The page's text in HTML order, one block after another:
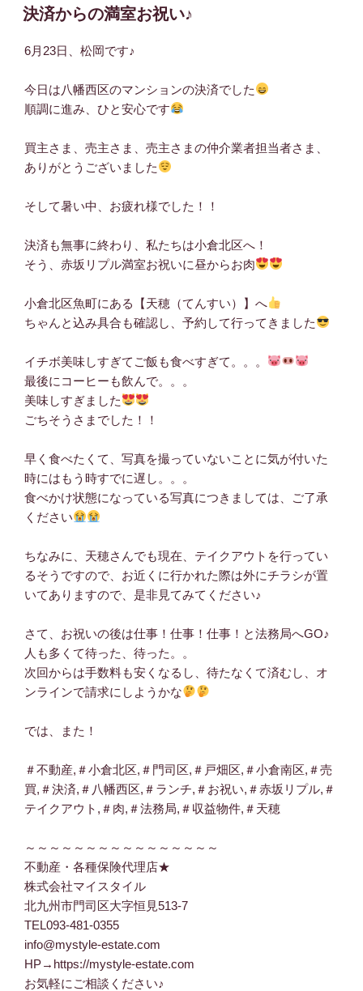
稿
日:
決済からの満室お祝い♪
6月23日、松岡です♪
今日は八幡西区のマンションの決済でした
順調に進み、ひと安心です
買主さま、売主さま、売主さまの仲介業者担当者さま、
ありがとうございました
そして暑い中、お疲れ様でした！！
決済も無事に終わり、私たちは小倉北区へ！
そう、赤坂リプル満室お祝いに昼からお肉
小倉北区魚町にある【天穂（てんすい）】へ
ちゃんと込み具合も確認し、予約して行ってきました
イチボ美味しすぎてご飯も食べすぎて。。。
最後にコーヒーも飲んで。。。
美味しすぎました
ごちそうさまでした！！
早く食べたくて、写真を撮っていないことに気が付いた
時にはもう時すでに遅し。。。
食べかけ状態になっている写真につきましては、ご了承
ください
ちなみに、天穂さんでも現在、テイクアウトを行ってい
るそうですので、お近くに行かれた際は外にチラシが置
いてありますので、是非見てみてください♪
さて、お祝いの後は仕事！仕事！仕事！と法務局へGO♪
人も多くて待った、待った。。
次回からは手数料も安くなるし、待たなくて済むし、オ
ンラインで請求にしようかな
では、また！
＃不動産, ＃小倉北区, ＃門司区, ＃戸畑区, ＃小倉南区, ＃売
買, ＃決済, ＃八幡西区, ＃ランチ, ＃お祝い, ＃赤坂リプル, ＃
テイクアウト , ＃肉, ＃法務局, ＃収益物件, ＃天穂
～～～～～～～～～～～～～～～～
不動産・各種保険代理店★
株式会社マイスタイル
北九州市門司区大字恒見513-7
TEL093-481-0355
info@mystyle-estate.com
HP→https://mystyle-estate.com
お気軽にご相談ください♪